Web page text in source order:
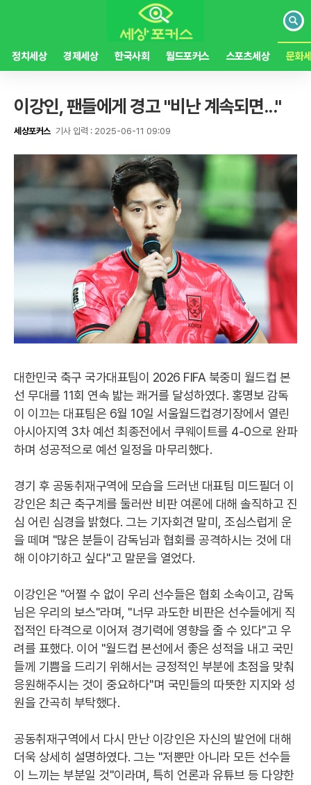
검
색
정치세상 경제세상 한국사회 월드포커스 스포츠세상 문화
이강인, 팬들에게 경고 "비난 계속되면..."
세상포커스 기사 입력 : 2025-06-11 09:09
대한민국 축구 국가대표팀이 2026 FIFA 북중미 월드컵 본
선 무대를 11회 연속 밟는 쾌거를 달성하였다. 홍명보 감독
이 이끄는 대표팀은 6월 10일 서울월드컵경기장에서 열린
아시아지역 3차 예선 최종전에서 쿠웨이트를 4-0으로 완파
하며 성공적으로 예선 일정을 마무리했다.
경기 후 공동취재구역에 모습을 드러낸 대표팀 미드필더 이
강인은 최근 축구계를 둘러싼 비판 여론에 대해 솔직하고 진
심 어린 심경을 밝혔다. 그는 기자회견 말미, 조심스럽게 운
을 떼며 "많은 분들이 감독님과 협회를 공격하시는 것에 대
해 이야기하고 싶다"고 말문을 열었다.
이강인은 "어쩔 수 없이 우리 선수들은 협회 소속이고, 감독
님은 우리의 보스"라며, "너무 과도한 비판은 선수들에게 직
접적인 타격으로 이어져 경기력에 영향을 줄 수 있다"고 우
려를 표했다. 이어 "월드컵 본선에서 좋은 성적을 내고 국민
들께 기쁨을 드리기 위해서는 긍정적인 부분에 초점을 맞춰
응원해주시는 것이 중요하다"며 국민들의 따뜻한 지지와 성
원을 간곡히 부탁했다.
공동취재구역에서 다시 만난 이강인은 자신의 발언에 대해
더욱 상세히 설명하였다. 그는 "저뿐만 아니라 모든 선수들
이 느끼는 부분일 것"이라며, 특히 언론과 유튜브 등 다양한